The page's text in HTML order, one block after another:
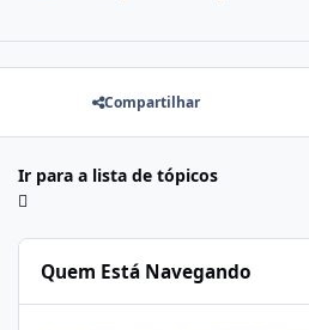
Compartilhar
Ir para a lista de tópicos
Quem Está Navegando